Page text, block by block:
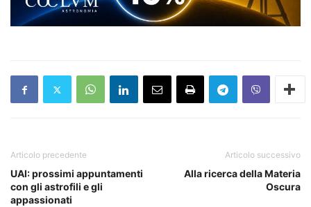
Articolo precedente
UAI: prossimi appuntamenti
con gli astrofili e gli
appassionati
Articolo successivo
Alla ricerca della Materia
Oscura